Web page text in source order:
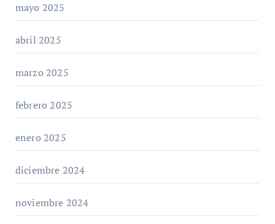
mayo 2025
abril 2025
marzo 2025
febrero 2025
enero 2025
diciembre 2024
noviembre 2024